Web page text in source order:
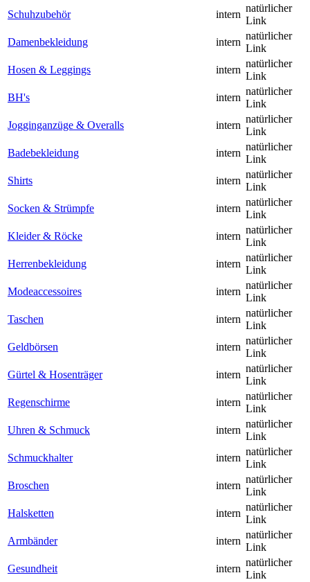
Schuhzubehör
intern
natürlicher
Link
Damenbekleidung
intern
natürlicher
Link
Hosen & Leggings
intern
natürlicher
Link
BH's
intern
natürlicher
Link
Jogginganzüge & Overalls
intern
natürlicher
Link
Badebekleidung
intern
natürlicher
Link
Shirts
intern
natürlicher
Link
Socken & Strümpfe
intern
natürlicher
Link
Kleider & Röcke
intern
natürlicher
Link
Herrenbekleidung
intern
natürlicher
Link
Modeaccessoires
intern
natürlicher
Link
Taschen
intern
natürlicher
Link
Geldbörsen
intern
natürlicher
Link
Gürtel & Hosenträger
intern
natürlicher
Link
Regenschirme
intern
natürlicher
Link
Uhren & Schmuck
intern
natürlicher
Link
Schmuckhalter
intern
natürlicher
Link
Broschen
intern
natürlicher
Link
Halsketten
intern
natürlicher
Link
Armbänder
intern
natürlicher
Link
Gesundheit
intern
natürlicher
Link